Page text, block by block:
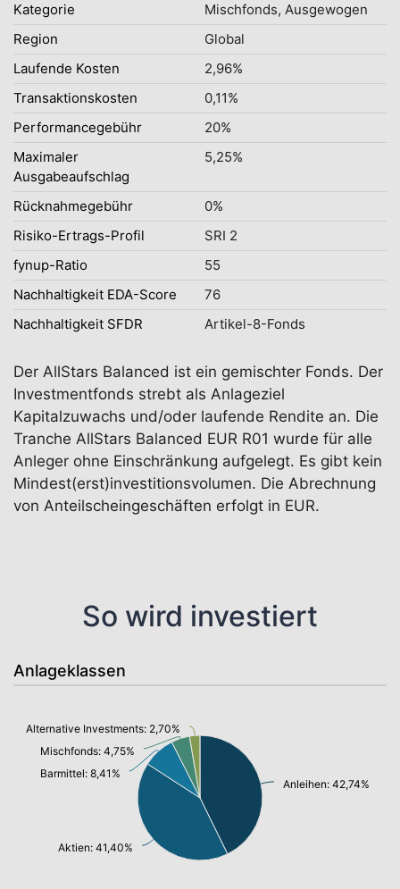
Kategorie
Mischfonds, Ausgewogen
Region
Global
Laufende Kosten
2,96%
Transaktionskosten
0,11%
Performancegebühr
20%
Maximaler
Ausgabeaufschlag
5,25%
Rücknahmegebühr
0%
Risiko-Ertrags-Profil
SRI 2
fynup-Ratio
55
Nachhaltigkeit EDA-Score
76
Nachhaltigkeit SFDR
Artikel-8-Fonds
Der AllStars Balanced ist ein gemischter Fonds. Der
Investmentfonds strebt als Anlageziel
Kapitalzuwachs und/oder laufende Rendite an. Die
Tranche AllStars Balanced EUR R01 wurde für alle
Anleger ohne Einschränkung aufgelegt. Es gibt kein
Mindest(erst)investitionsvolumen. Die Abrechnung
von Anteilscheingeschäften erfolgt in EUR.
So wird investiert
Anlageklassen
Anleihen: 42,74%
Aktien: 41,40%
Barmittel: 8,41%
Mischfonds: 4,75%
Alternative Investments: 2,70%